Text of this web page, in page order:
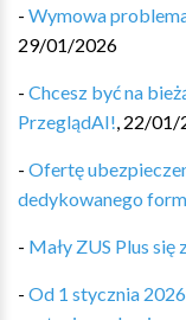
- Wymowa
29/01/2026
- Chcesz być na
PrzeglądAI!, 22/01/
- Ofertę
dedykowanego
- Mały ZUS Plus się
- Od 1 stycznia